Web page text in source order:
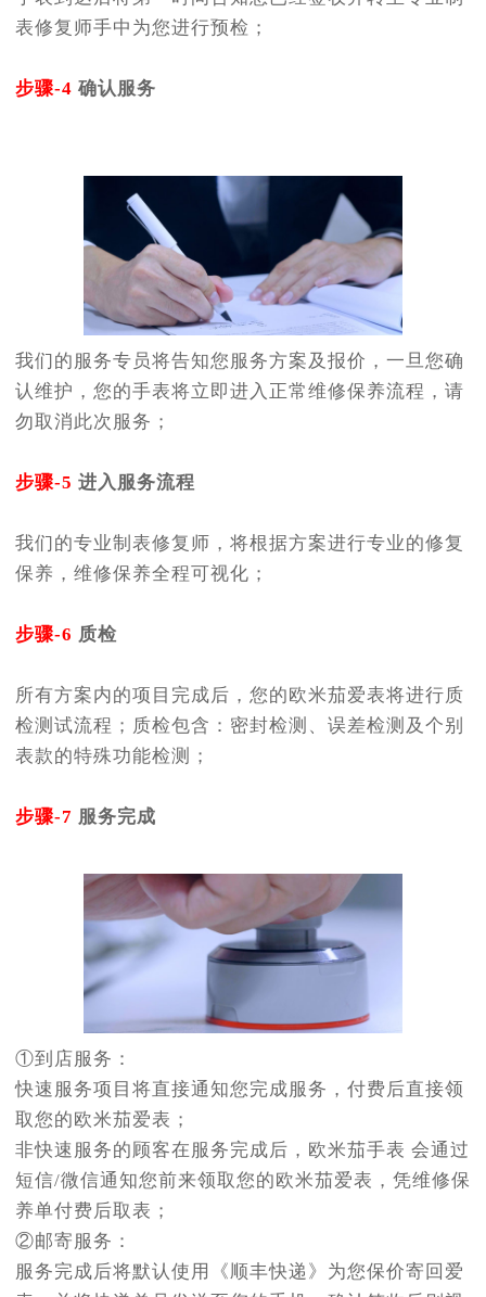
表修复师手中为您进行预检；
步骤-4 确认服务
我们的服务专员将告知您服务方案及报价，一旦您确
认维护，您的手表将立即进入正常维修保养流程，请
勿取消此次服务；
步骤-5 进入服务流程
我们的专业制表修复师，将根据方案进行专业的修复
保养，维修保养全程可视化；
步骤-6 质检
所有方案内的项目完成后，您的欧米茄爱表将进行质
检测试流程；质检包含：密封检测、误差检测及个别
表款的特殊功能检测；
步骤-7 服务完成
①到店服务：
快速服务项目将直接通知您完成服务，付费后直接领
取您的欧米茄爱表；
非快速服务的顾客在服务完成后，欧米茄手表 会通过
短信/微信通知您前来领取您的欧米茄爱表，凭维修保
养单付费后取表；
②邮寄服务：
服务完成后将默认使用《顺丰快递》为您保价寄回爱